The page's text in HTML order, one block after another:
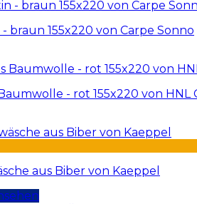
braun 155x220 von Carpe Sonno
- rot 155x220 von HNL
aus Biber von Kaeppel